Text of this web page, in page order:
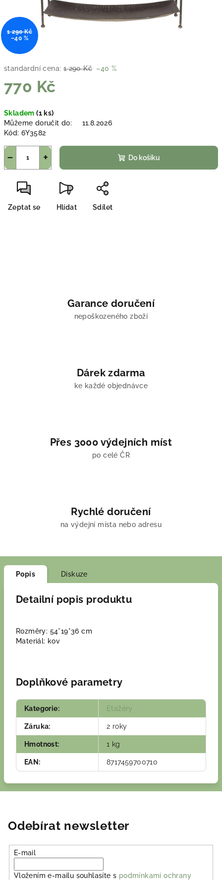
standardní cena: 1 290 Kč –40 %
770 Kč
cena:
Skladem(1 ks)
Můžeme doručit do:
11.8.2026
Kód: 6Y3582
+
− Do košíku
Zeptat se Hlídat Sdílet
1 290 Kč
–40 %
Garance doručení
nepoškozeného zboží
Dárek zdarma
ke každé objednávce
Přes 3000 výdejních míst
po celé ČR
Rychlé doručení
na výdejní místa nebo adresu
Popis Diskuze
Detailní popis produktu
Rozměry: 54*19*36 cm
Materiál: kov
Doplňkové parametry
Kategorie: Etažéry
Záruka: 2 roky
Hmotnost: 1 kg
EAN : 8717459700710
Odebírat newsletter
E-mail
Vložením e-mailu souhlasíte s podmínkami ochrany